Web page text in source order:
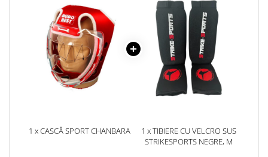
1 x CASCĂ SPORT CHANBARA
1 x TIBIERE CU VELCRO SUS
STRIKESPORTS NEGRE, M